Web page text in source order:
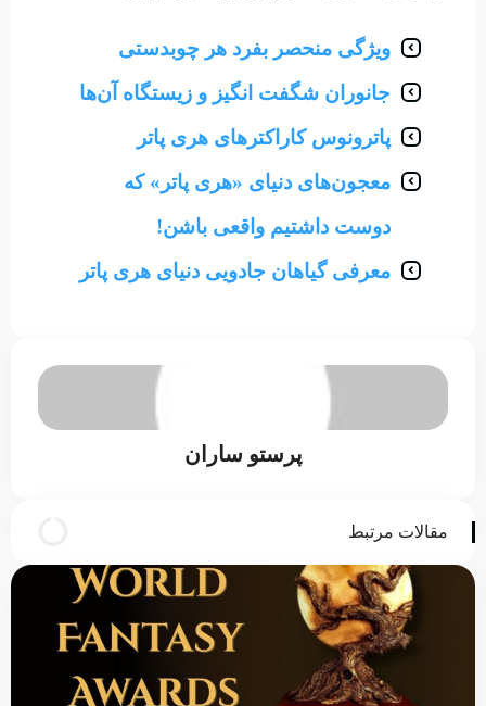
ویژگی منحصر بفرد هر چوبدستی
جانوران شگفت انگیز و زیستگاه آن‌ها
پاترونوس کاراکترهای هری پاتر
معجون‌های دنیای «هری پاتر» که
دوست داشتیم واقعی باشن!
معرفی گیاهان جادویی دنیای هری پاتر
پرستو ساران
مقالات مرتبط